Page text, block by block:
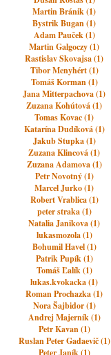
Martin Bránik (1)
Bystrik Bugan (1)
Adam Pauček (1)
Martin Galgoczy (1)
Rastislav Skovajsa (1)
Tibor Menyhért (1)
Tomáš Korman (1)
Jana Mitterpachova (1)
Zuzana Kohútová (1)
Tomas Kovac (1)
Katarína Dudíková (1)
Jakub Stupka (1)
Zuzana Klincová (1)
Zuzana Adamova (1)
Petr Novotný (1)
Marcel Jurko (1)
Robert Vrablica (1)
peter straka (1)
Natalia Janikova (1)
lukasmozola (1)
Bohumil Havel (1)
Patrik Pupík (1)
Tomáš Ľalík (1)
lukas.kvokacka (1)
Roman Prochazka (1)
Nora Šajbidor (1)
Andrej Majerník (1)
Petr Kavan (1)
Ruslan Peter Gadaevič (1)
Peter Janík (1)